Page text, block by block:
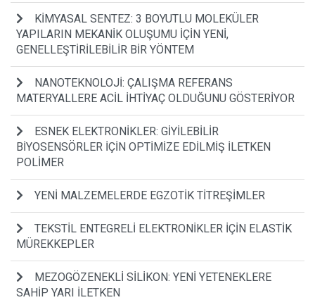
KİMYASAL SENTEZ: 3 BOYUTLU MOLEKÜLER
YAPILARIN MEKANİK OLUŞUMU İÇİN YENİ,
GENELLEŞTİRİLEBİLİR BİR YÖNTEM
NANOTEKNOLOJİ: ÇALIŞMA REFERANS
MATERYALLERE ACİL İHTİYAÇ OLDUĞUNU GÖSTERİYOR
ESNEK ELEKTRONİKLER: GİYİLEBİLİR
BİYOSENSÖRLER İÇİN OPTİMİZE EDİLMİŞ İLETKEN
POLİMER
YENİ MALZEMELERDE EGZOTİK TİTREŞİMLER
TEKSTİL ENTEGRELİ ELEKTRONİKLER İÇİN ELASTİK
MÜREKKEPLER
MEZOGÖZENEKLİ SİLİKON: YENİ YETENEKLERE
SAHİP YARI İLETKEN